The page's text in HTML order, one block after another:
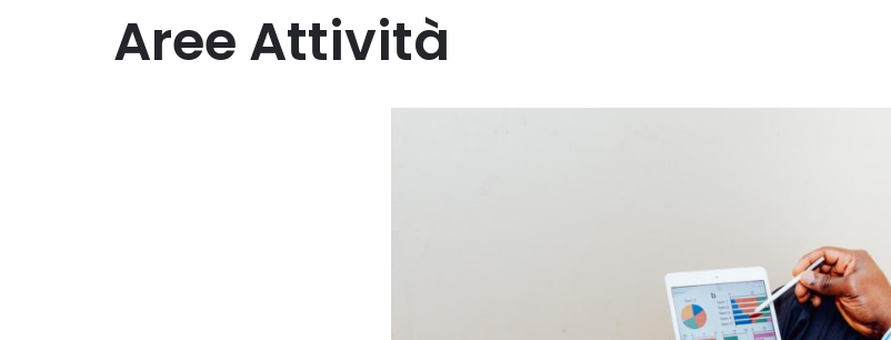
Aree Attività